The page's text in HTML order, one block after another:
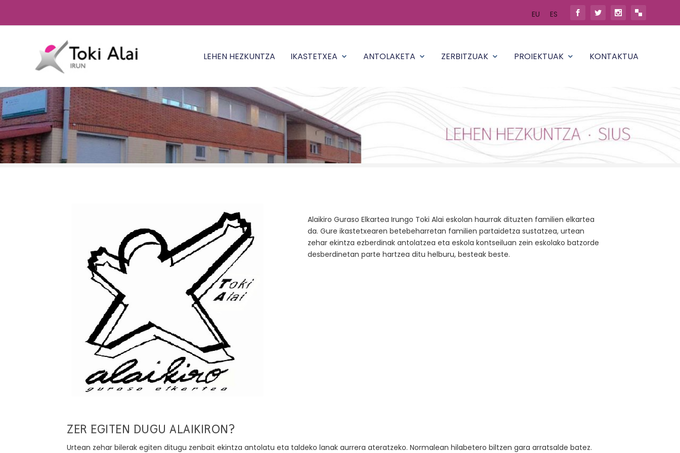
EU ES
LEHEN HEZKUNTZA IKASTETXEA ANTOLAKETA ZERBITZUAK PROIEKTUAK KONTAKTUA
Alaikiro Guraso Elkartea Irungo Toki Alai eskolan haurrak dituzten familien elkartea
da. Gure ikastetxearen betebeharretan familien partaidetza sustatzea, urtean
zehar ekintza ezberdinak antolatzea eta eskola kontseiluan zein eskolako batzorde
desberdinetan parte hartzea ditu helburu, besteak beste.
ZER EGITEN DUGU ALAIKIRON?
Urtean zehar bilerak egiten ditugu zenbait ekintza antolatu eta taldeko lanak aurrera ateratzeko. Normalean hilabetero biltzen gara arratsalde batez.